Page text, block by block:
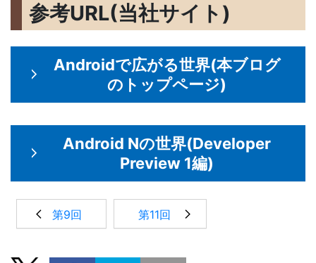
参考URL(当社サイト)
Androidで広がる世界(本ブログ
のトップページ)
Android Nの世界(Developer
Preview 1編)
第9回 第11回